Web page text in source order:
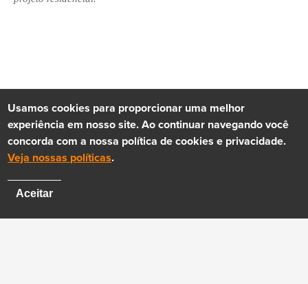
Usamos cookies para proporcionar uma melhor
experiência em nosso site. Ao continuar navegando você
concorda com a nossa política de cookies e privacidade.
Veja nossas políticas.
Aceitar